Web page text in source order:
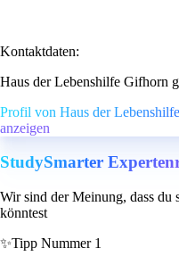
Kontaktdaten:
Haus der Lebenshilfe Gifhorn
Profil von Haus der
anzeigen
StudySmarter
Wir sind der Meinung, dass du
könntest
✨Tipp Nummer 1